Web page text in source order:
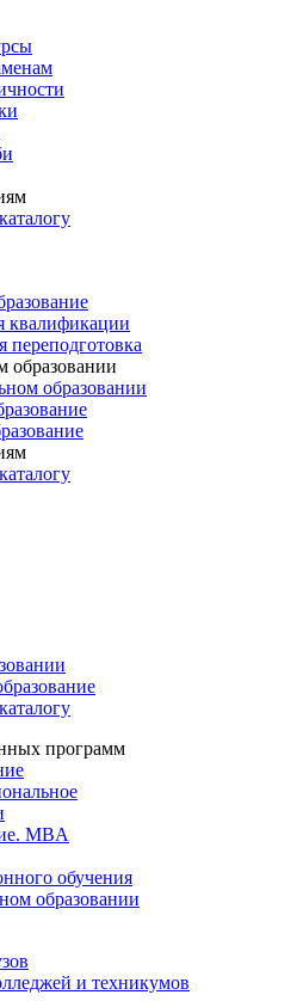
переподготовка
образовании
образовании
программ
MBA
обучения
образовании
и техникумов